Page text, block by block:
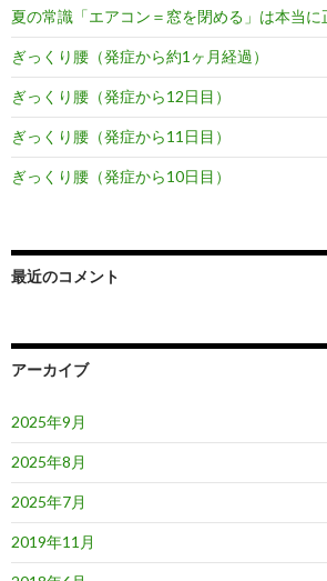
夏の常識「エアコン＝窓を閉める」は本当に
ぎっくり腰（発症から約1ヶ月経過）
ぎっくり腰（発症から12日目）
ぎっくり腰（発症から11日目）
ぎっくり腰（発症から10日目）
最近のコメント
アーカイブ
2025年9月
2025年8月
2025年7月
2019年11月